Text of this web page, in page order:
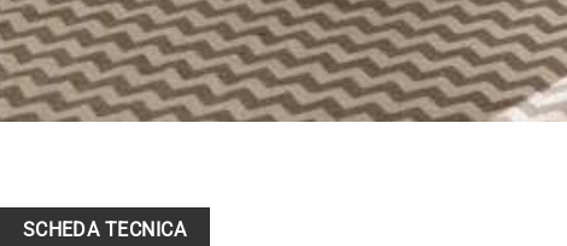
SCHEDA TECNICA